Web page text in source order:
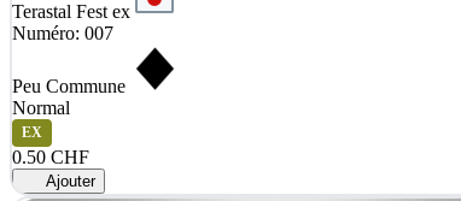
Terastal Fest ex
Numéro: 007
Peu Commune
Normal
EX
0.50 CHF
Ajouter